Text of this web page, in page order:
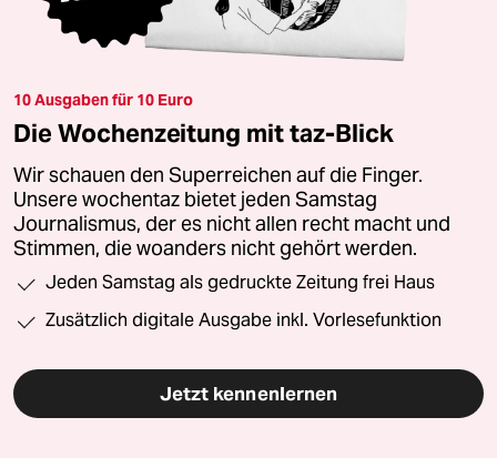
10 Ausgaben für 10 Euro
Die Wochenzeitung mit taz-Blick
Wir schauen den Superreichen auf die Finger.
Unsere wochentaz bietet jeden Samstag
Journalismus, der es nicht allen recht macht und
Stimmen, die woanders nicht gehört werden.
Jeden Samstag als gedruckte Zeitung frei Haus
Zusätzlich digitale Ausgabe inkl. Vorlesefunktion
Jetzt kennenlernen